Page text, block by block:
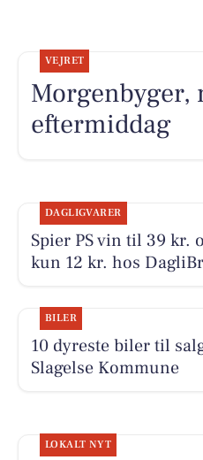
VEJRET
Morgenbyger,
eftermiddag
DAGLIGVARER
Spier PS vin til 39 kr.
kun 12 kr. hos
BILER
10 dyreste biler til
Slagelse Kommune
LOKALT NYT